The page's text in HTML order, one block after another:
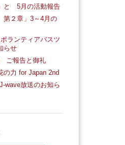
と 5月の活動報告
２章」3～4月の
ランティアバスツ
らせ
ご報告と御礼
の力 for Japan 2nd
wave放送のお知ら